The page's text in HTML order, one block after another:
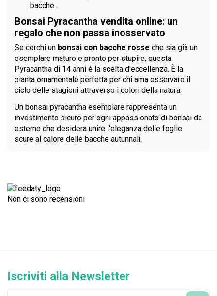
bacche.
Bonsai Pyracantha vendita online: un
regalo che non passa inosservato
Se cerchi un bonsai con bacche rosse che sia già un
esemplare maturo e pronto per stupire, questa
Pyracantha di 14 anni è la scelta d'eccellenza. È la
pianta ornamentale perfetta per chi ama osservare il
ciclo delle stagioni attraverso i colori della natura.
Un bonsai pyracantha esemplare rappresenta un
investimento sicuro per ogni appassionato di bonsai da
esterno che desidera unire l'eleganza delle foglie
scure al calore delle bacche autunnali.
Non ci sono recensioni
Iscriviti alla Newsletter